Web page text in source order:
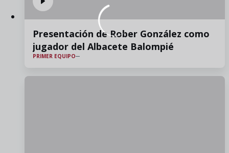
Presentación de Rober González como
jugador del Albacete Balompié
PRIMER EQUIPO